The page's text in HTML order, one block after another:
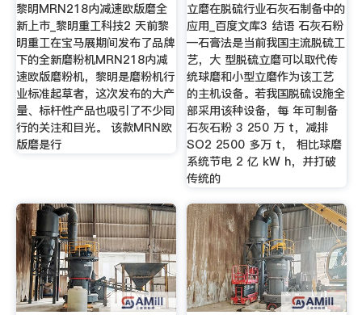
黎明MRN218内减速欧版磨全
新上市_黎明重工科技2 天前黎
明重工在宝马展期间发布了品牌
下的全新磨粉机MRN218内减
速欧版磨粉机，黎明是磨粉机行
业标准起草者，这次发布的大产
量、标杆性产品也吸引了不少同
行的关注和目光。 该款MRN欧
版磨是行
立磨在脱硫行业石灰石制备中的
应用_百度文库3 结语 石灰石粉
—石膏法是当前我国主流脱硫工
艺，大 型脱硫立磨可以取代传
统球磨和小型立磨作为该工艺
的主机设备。若我国脱硫设施全
部采用该种设备，每 年可制备
石灰石粉 3 250 万 t，减排
SO2 2500 多万 t， 相比球磨
系统节电 2 亿 kW h，并打破
传统的